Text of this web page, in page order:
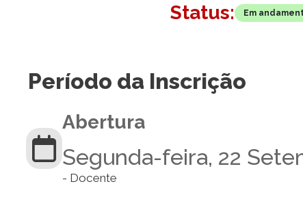
Status: Em
Período da Inscrição
Abertura
Segunda-feira, 22
- Docente